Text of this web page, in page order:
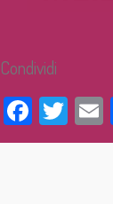
Condividi